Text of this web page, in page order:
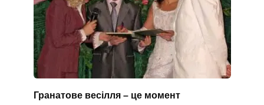
Гранатове весілля – це момент